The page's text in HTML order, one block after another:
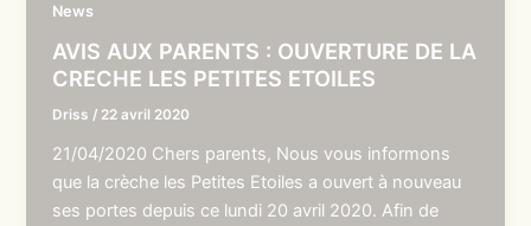
News
AVIS AUX PARENTS : OUVERTURE DE LA
CRECHE LES PETITES ETOILES
Driss / 22 avril 2020
21/04/2020 Chers parents, Nous vous informons
que la crèche les Petites Etoiles a ouvert à nouveau
ses portes depuis ce lundi 20 avril 2020. Afin de